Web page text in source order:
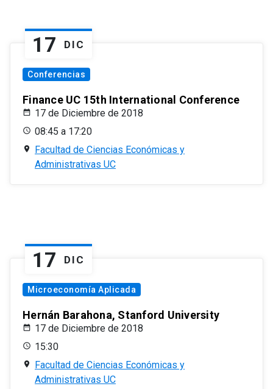
17 DIC
Conferencias
Finance UC 15th International Conference
17 de Diciembre de 2018
08:45 a 17:20
Facultad de Ciencias Económicas y
Administrativas UC
17 DIC
Microeconomía Aplicada
Hernán Barahona, Stanford University
17 de Diciembre de 2018
15:30
Facultad de Ciencias Económicas y
Administrativas UC